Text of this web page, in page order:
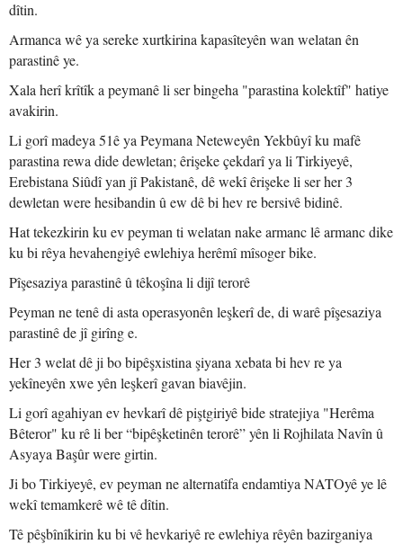
dîtin.
Armanca wê ya sereke xurtkirina kapasîteyên wan welatan ên
parastinê ye.
Xala herî krîtîk a peymanê li ser bingeha "parastina kolektîf" hatiye
avakirin.
Li gorî madeya 51ê ya Peymana Neteweyên Yekbûyî ku mafê
parastina rewa dide dewletan; êrişeke çekdarî ya li Tirkiyeyê,
Erebistana Siûdî yan jî Pakistanê, dê wekî êrişeke li ser her 3
dewletan were hesibandin û ew dê bi hev re bersivê bidinê.
Hat tekezkirin ku ev peyman ti welatan nake armanc lê armanc dike
ku bi rêya hevahengiyê ewlehiya herêmî mîsoger bike.
Pîşesaziya parastinê û têkoşîna li dijî terorê
Peyman ne tenê di asta operasyonên leşkerî de, di warê pîşesaziya
parastinê de jî girîng e.
Her 3 welat dê ji bo bipêşxistina şiyana xebata bi hev re ya
yekîneyên xwe yên leşkerî gavan biavêjin.
Li gorî agahiyan ev hevkarî dê piştgiriyê bide stratejiya "Herêma
Bêteror" ku rê li ber “bipêşketinên terorê” yên li Rojhilata Navîn û
Asyaya Başûr were girtin.
Ji bo Tirkiyeyê, ev peyman ne alternatîfa endamtiya NATOyê ye lê
wekî temamkerê wê tê dîtin.
Tê pêşbînîkirin ku bi vê hevkariyê re ewlehiya rêyên bazirganiya